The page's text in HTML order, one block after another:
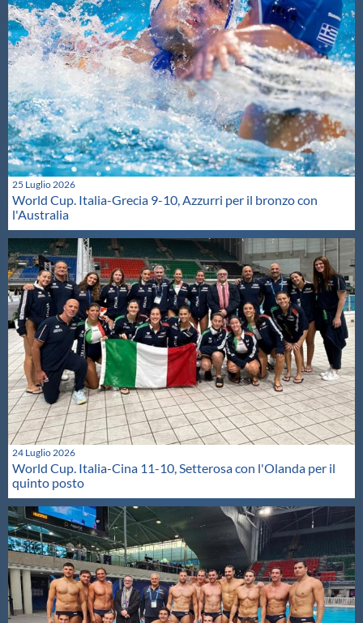
25 Luglio 2026
World Cup. Italia-Grecia 9-10, Azzurri per il bronzo con
l'Australia
24 Luglio 2026
World Cup. Italia-Cina 11-10, Setterosa con l'Olanda per il
quinto posto